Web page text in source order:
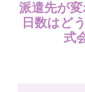
派遣先が
日数はど
式